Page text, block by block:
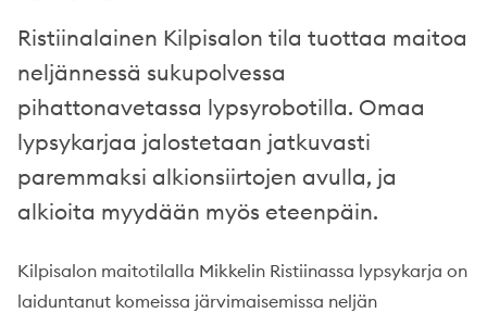
Ristiinalainen Kilpisalon tila tuottaa maitoa
neljännessä sukupolvessa
pihattonavetassa lypsyrobotilla. Omaa
lypsykarjaa jalostetaan jatkuvasti
paremmaksi alkionsiirtojen avulla, ja
alkioita myydään myös eteenpäin.
Kilpisalon maitotilalla Mikkelin Ristiinassa lypsykarja on
laiduntanut komeissa järvimaisemissa neljän